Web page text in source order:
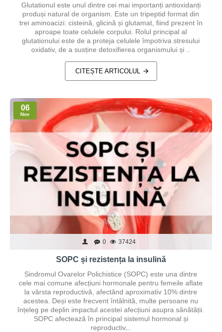
Glutationul este unul dintre cei mai importanți antioxidanți
produși natural de organism. Este un tripeptid format din
trei aminoacizi: cisteină, glicină și glutamat, fiind prezent în
aproape toate celulele corpului. Rolul principal al
glutationului este de a proteja celulele împotriva stresului
oxidativ, de a susține detoxifierea organismului și ..
CITEȘTE ARTICOLUL
06
Nov
0 37424
SOPC și rezistența la insulină
Sindromul Ovarelor Polichistice (SOPC) este una dintre
cele mai comune afecțiuni hormonale pentru femeile aflate
la vârsta reproductivă, afectând aproximativ 10% dintre
acestea. Deși este frecvent întâlnită, multe persoane nu
înțeleg pe deplin impactul acestei afecțiuni asupra sănătății.
SOPC afectează în principal sistemul hormonal și
reproductiv,..